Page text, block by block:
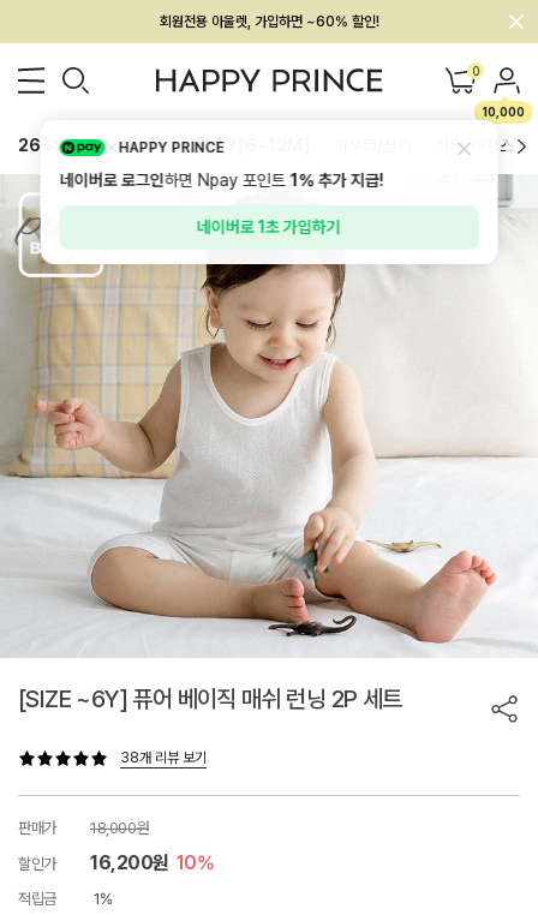
회원전용 아울렛, 가입하면 ~60% 할인!
멤버십 최대 28,000원 혜택 0
10,000
26SS 신상 BEST BABY[6~12M] 하의/레깅스
[SIZE ~6Y] 퓨어 베이직 매쉬 런닝 2P 세트
38개 리뷰 보기
판매가
18,000원
할인가
16,200원 10%
적립금 1%
HAPPY PRINCE
네이버로 로그인하면 Npay 포인트1%추가 지급!
네이버로 1초 가입하기